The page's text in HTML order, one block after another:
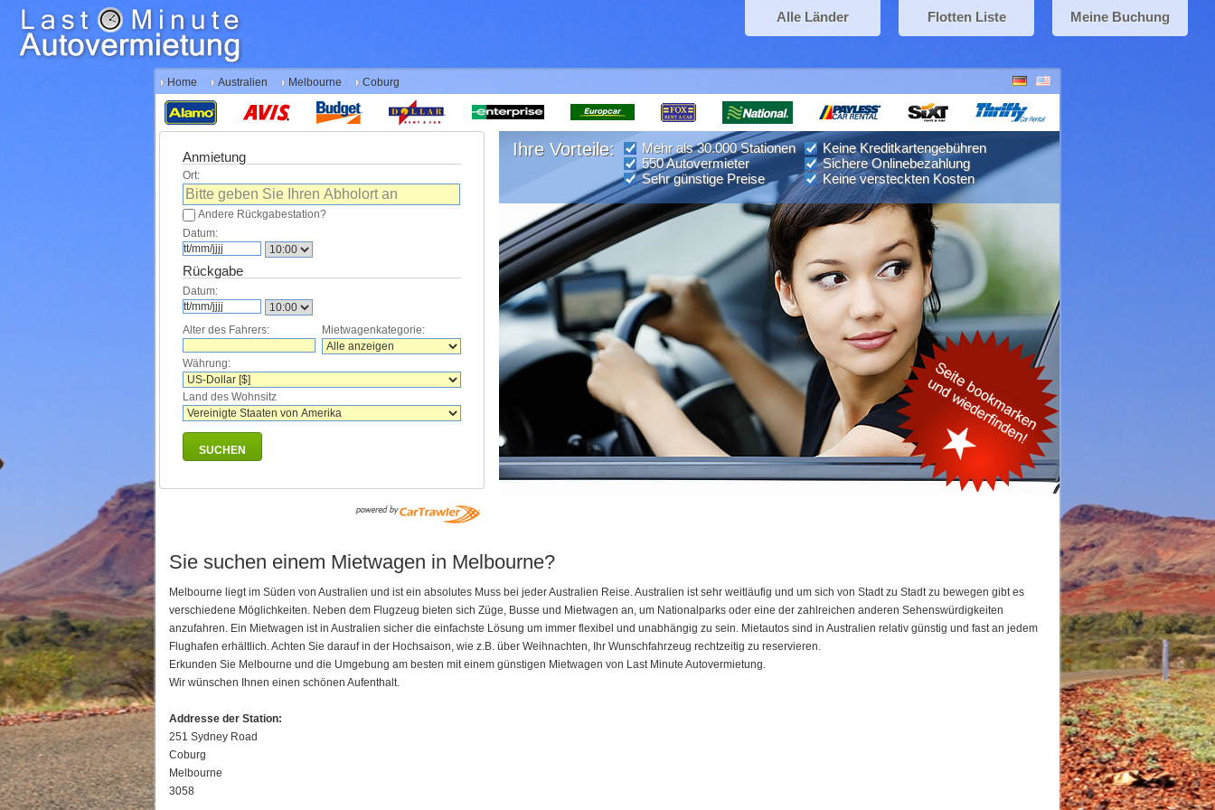
Alle Länder Flotten Liste Meine Buchung
Home Australien Melbourne Coburg
Anmietung
Ort:
Andere Rückgabestation?
Datum:
Rückgabe
Datum:
Alter des Fahrers: Mietwagenkategorie:
Währung:
Land des Wohnsitz
SUCHEN
Ihre Vorteile:
Mehr als 30.000 Stationen
550 Autovermieter
Sehr günstige Preise
Keine Kreditkartengebühren
Sichere Onlinebezahlung
Keine versteckten Kosten
Sie suchen einem Mietwagen in Melbourne?
Melbourne liegt im Süden von Australien und ist ein absolutes Muss bei jeder Australien Reise. Australien ist sehr weitläufig und um sich von Stadt zu Stadt zu bewegen gibt es
verschiedene Möglichkeiten. Neben dem Flugzeug bieten sich Züge, Busse und Mietwagen an, um Nationalparks oder eine der zahlreichen anderen Sehenswürdigkeiten
anzufahren. Ein Mietwagen ist in Australien sicher die einfachste Lösung um immer flexibel und unabhängig zu sein. Mietautos sind in Australien relativ günstig und fast an jedem
Flughafen erhältlich. Achten Sie darauf in der Hochsaison, wie z.B. über Weihnachten, Ihr Wunschfahrzeug rechtzeitig zu reservieren.
Erkunden Sie Melbourne und die Umgebung am besten mit einem günstigen Mietwagen von Last Minute Autovermietung.
Wir wünschen Ihnen einen schönen Aufenthalt.
Addresse der Station:
251 Sydney Road
Coburg
Melbourne
3058